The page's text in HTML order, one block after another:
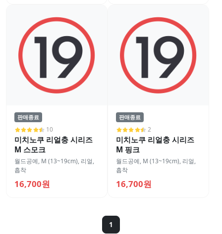
판매종료
10
미치노쿠 리얼충 시리즈
M 스모크
월드공예, M (13~19cm), 리얼,
흡착
16,700원
판매종료
2
미치노쿠 리얼충 시리즈
M 핑크
월드공예, M (13~19cm), 리얼,
흡착
16,700원
1